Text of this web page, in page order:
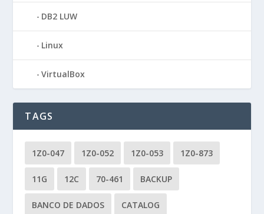
DB2 LUW
Linux
VirtualBox
TAGS
1Z0-047 1Z0-052 1Z0-053 1Z0-873
11G 12C 70-461 BACKUP
BANCO DE DADOS CATALOG